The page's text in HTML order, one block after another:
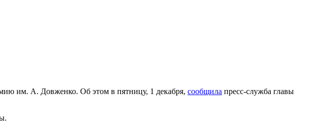
им. А. Довженко. Об этом в пятницу, 1 декабря, сообщила пресс-служба главы